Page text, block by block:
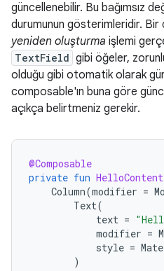
güncellenebilir. Bu bağımsız
durumunun gösterimleridir. Bir
yeniden oluşturma işlemi
TextField gibi öğeler,
olduğu gibi otomatik olarak
composable'ın buna göre
açıkça belirtmeniz gerekir.
@Composable
private fun HelloContent
Column(modifier =
Text(
text =
modifier =
style =
)